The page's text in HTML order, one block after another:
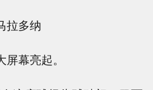
拉多纳
幕亮起。